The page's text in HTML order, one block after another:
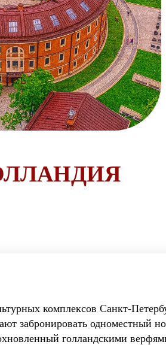
комплексов Санкт-
забронировать одноместный
голландскими